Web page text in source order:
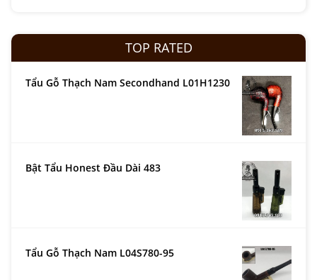
TOP RATED
Tẩu Gỗ Thạch Nam Secondhand L01H1230
Bật Tẩu Honest Đầu Dài 483
Tẩu Gỗ Thạch Nam L04S780-95